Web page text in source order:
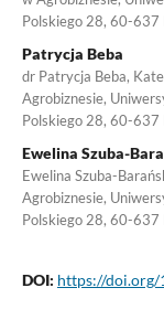
Polskiego 28, 60-637
Patrycja Beba
dr Patrycja Beba,
Agrobiznesie,
Polskiego 28, 60-637
Ewelina Szuba-
Ewelina Szuba-
Agrobiznesie,
Polskiego 28, 60-637
DOI: https://